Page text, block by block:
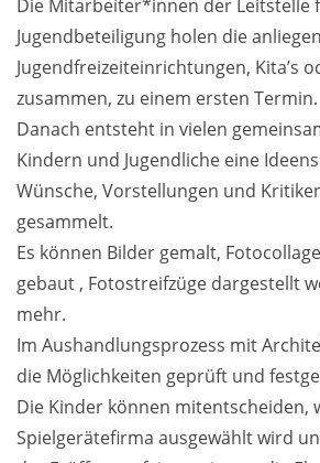
Die Mitarbeiter*innen der Leitstelle
Jugendbeteiligung holen die
Jugendfreizeiteinrichtungen, Kita’s
zusammen, zu einem ersten Termin.
Danach entsteht in vielen
Kindern und Jugendliche eine
Wünsche, Vorstellungen und
gesammelt.
Es können Bilder gemalt,
gebaut , Fotostreifzüge dargestellt
mehr.
Im Aushandlungsprozess mit
die Möglichkeiten geprüft und
Die Kinder können mitentscheiden,
Spielgerätefirma ausgewählt wird